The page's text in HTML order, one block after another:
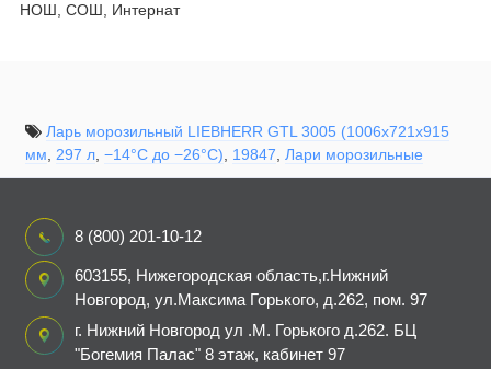
Общий: 299 л
НОШ, СОШ, Интернат
Ларь морозильный LIEBHERR GTL 3005 (1006х721х915
мм
297 л, −14°C до −26°C) 19847 Лари морозильные
8 (800) 201-10-12
603155, Нижегородская область,г.Нижний
Новгород, ул.Максима Горького, д.262, пом. 97
г. Нижний Новгород ул .М. Горького д.262. БЦ
"Богемия Палас" 8 этаж, кабинет 97